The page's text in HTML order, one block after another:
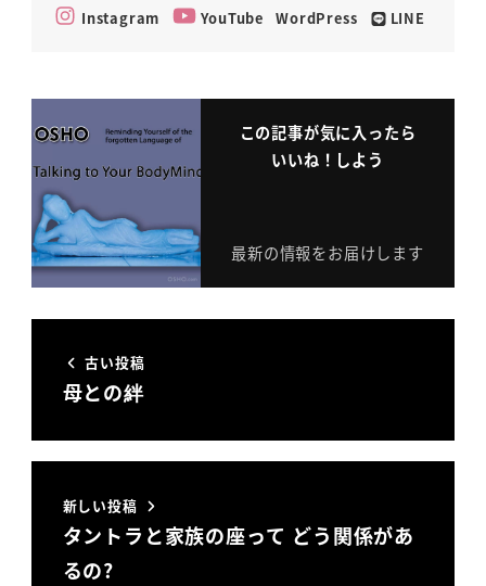
Instagram
YouTube WordPress LINE
この記事が気に入ったら
いいね！しよう
最新の情報をお届けします
古い投稿
母との絆
新しい投稿
タントラと家族の座って どう関係があ
るの?